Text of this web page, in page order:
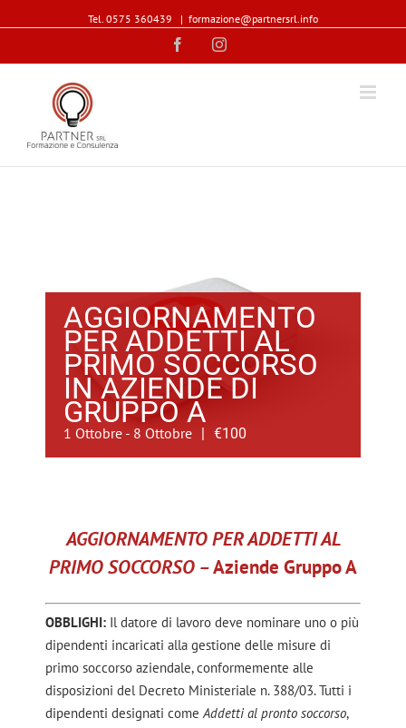
Tel. 0575 360439 | formazione@partnersrl.info
FacebookInstagram
AGGIORNAMENTO
PER ADDETTI AL
PRIMO SOCCORSO
IN AZIENDE DI
GRUPPO A
1 Ottobre - 8 Ottobre | €100
AGGIORNAMENTO PER ADDETTI AL
PRIMO SOCCORSO –Aziende Gruppo A
OBBLIGHI: Il datore di lavoro deve nominare uno o più
dipendenti incaricati alla gestione delle misure di
primo soccorso aziendale, conformemente alle
disposizioni del Decreto Ministeriale n. 388/03. Tutti i
dipendenti designati comeAddetti al pronto soccorso,